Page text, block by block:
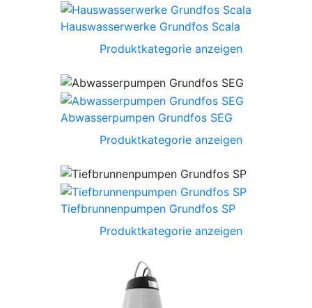
Hauswasserwerke Grundfos Scala
Produktkategorie anzeigen
Abwasserpumpen Grundfos SEG
Produktkategorie anzeigen
Tiefbrunnenpumpen Grundfos SP
Produktkategorie anzeigen